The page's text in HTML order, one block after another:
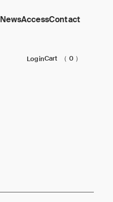
NewsAccessContact
LoginCart （ 0 ）